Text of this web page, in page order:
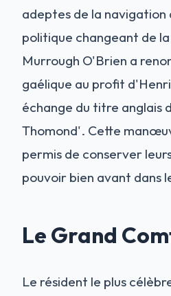
adeptes de la navigation
politique changeant de
Murrough O'Brien a
gaélique au profit d'Henri
échange du titre anglais
Thomond'. Cette
permis de conserver
pouvoir bien avant dans
Le Grand
Le résident le plus